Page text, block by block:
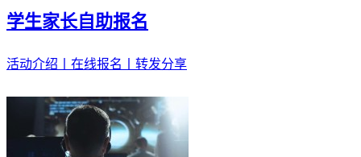
学生家长自助报名
活动介绍丨在线报名丨转发分享